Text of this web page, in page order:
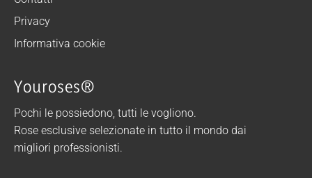
Privacy
Informativa cookie
Youroses®
Pochi le possiedono, tutti le vogliono.
Rose esclusive selezionate in tutto il mondo dai
migliori professionisti.